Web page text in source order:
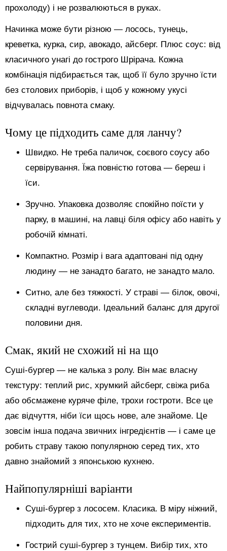
прохолоду) і не розвалюються в руках.
Начинка може бути різною — лосось, тунець,
креветка, курка, сир, авокадо, айсберг. Плюс соус: від
класичного унагі до гострого Шрірача. Кожна
комбінація підбирається так, щоб її було зручно їсти
без столових приборів, і щоб у кожному укусі
відчувалась повнота смаку.
Чому це підходить саме для ланчу?
Швидко. Не треба паличок, соєвого соусу або
сервірування. Їжа повністю готова — береш і
їси.
Зручно. Упаковка дозволяє спокійно поїсти у
парку, в машині, на лавці біля офісу або навіть у
робочій кімнаті.
Компактно. Розмір і вага адаптовані під одну
людину — не занадто багато, не занадто мало.
Ситно, але без тяжкості. У страві — білок, овочі,
складні вуглеводи. Ідеальний баланс для другої
половини дня.
Смак, який не схожий ні на що
Суші-бургер — не калька з ролу. Він має власну
текстуру: теплий рис, хрумкий айсберг, свіжа риба
або обсмажене куряче філе, трохи гостроти. Все це
дає відчуття, ніби їси щось нове, але знайоме. Це
зовсім інша подача звичних інгредієнтів — і саме це
робить страву такою популярною серед тих, хто
давно знайомий з японською кухнею.
Найпопулярніші варіанти
Суші-бургер з лососем. Класика. В міру ніжний,
підходить для тих, хто не хоче експериментів.
Гострий суші-бургер з тунцем. Вибір тих, хто